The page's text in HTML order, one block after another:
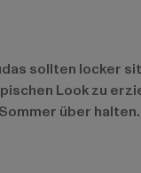
sollten locker
Look zu
über